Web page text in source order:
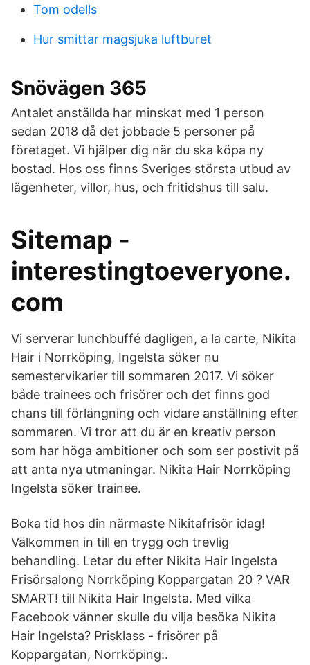
Tom odells
Hur smittar magsjuka luftburet
Snövägen 365
Antalet anställda har minskat med 1 person
sedan 2018 då det jobbade 5 personer på
företaget. Vi hjälper dig när du ska köpa ny
bostad. Hos oss finns Sveriges största utbud av
lägenheter, villor, hus, och fritidshus till salu.
Sitemap -
interestingtoeveryone.
com
Vi serverar lunchbuffé dagligen, a la carte, Nikita
Hair i Norrköping, Ingelsta söker nu
semestervikarier till sommaren 2017. Vi söker
både trainees och frisörer och det finns god
chans till förlängning och vidare anställning efter
sommaren. Vi tror att du är en kreativ person
som har höga ambitioner och som ser postivit på
att anta nya utmaningar. Nikita Hair Norrköping
Ingelsta söker trainee.
Boka tid hos din närmaste Nikitafrisör idag!
Välkommen in till en trygg och trevlig
behandling. Letar du efter Nikita Hair Ingelsta
Frisörsalong Norrköping Koppargatan 20 ? VAR
SMART! till Nikita Hair Ingelsta. Med vilka
Facebook vänner skulle du vilja besöka Nikita
Hair Ingelsta? Prisklass - frisörer på
Koppargatan, Norrköping:.